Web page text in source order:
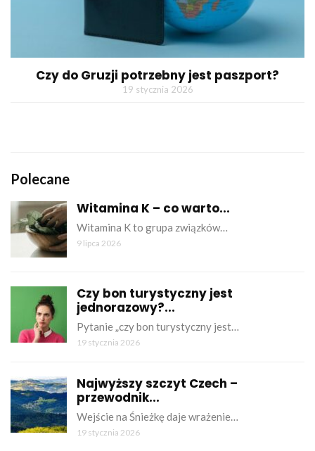
Czy do Gruzji potrzebny jest paszport?
19 stycznia 2026
Polecane
Witamina K – co warto...
Witamina K to grupa związków…
9 lipca 2026
Czy bon turystyczny jest
jednorazowy?...
Pytanie „czy bon turystyczny jest…
19 stycznia 2026
Najwyższy szczyt Czech –
przewodnik...
Wejście na Śnieżkę daje wrażenie…
19 stycznia 2026